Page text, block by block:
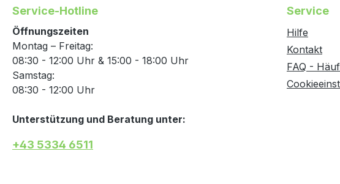
Service-Hotline
Öffnungszeiten
Montag – Freitag:
08:30 - 12:00 Uhr & 15:00 - 18:00 Uhr
Samstag:
08:30 - 12:00 Uhr
Unterstützung und Beratung unter:
+43 5334 6511
Service
Hilfe
Kontakt
FAQ -